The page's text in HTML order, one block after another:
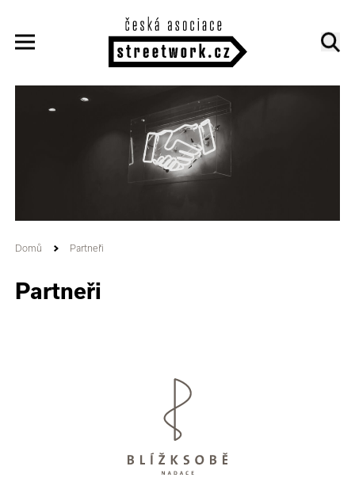
Domů Partneři
Partneři